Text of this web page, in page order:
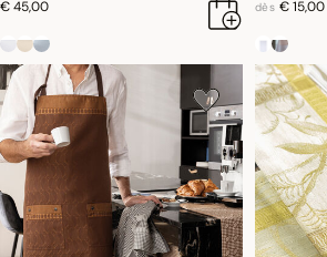
€ 45,00 dès € 15,00